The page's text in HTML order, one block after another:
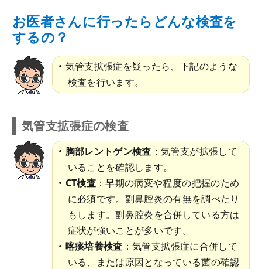
お医者さんに行ったらどんな検査を
するの？
気管支拡張症を疑ったら、下記のような
検査を行います。
気管支拡張症の検査
胸部レントゲン検査 ：気管支が拡張して
いることを確認します。
CT検査 ：早期の病変や程度の把握のため
に必須です。副鼻腔炎の有無を調べたり
もします。副鼻腔炎を合併している方は
症状が強いことが多いです。
喀痰培養検査 ：気管支拡張症に合併して
いる、または原因となっている菌の確認